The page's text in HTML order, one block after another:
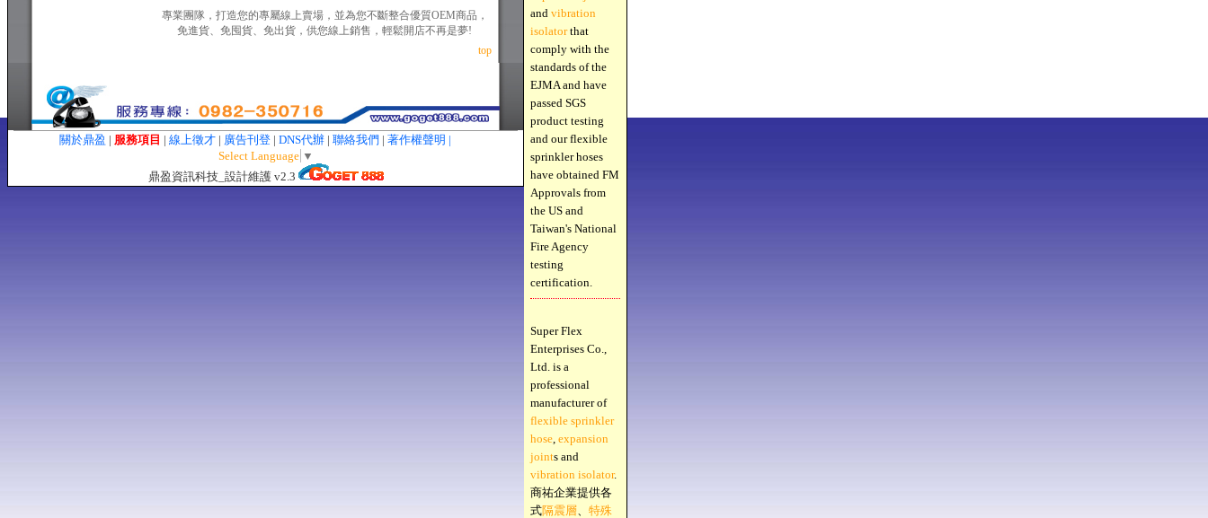
專業團隊，打造您的專屬線上賣場，並為您不斷整合優質OEM商品，
免進貨、免囤貨、免出貨，供您線上銷售，輕鬆開店不再是夢!
top
關於鼎盈 | 服務項目 | 線上徵才| 廣告刊登| DNS代辦| 聯絡我們 | 著作權聲明 |
Select Language ▼
鼎盈資訊科技_設計維護 v2.3
and vibration
isolatorthat
comply with the
standards of the
EJMA and have
passed SGS
product testing
and our flexible
sprinkler hoses
have obtained FM
Approvals from
the US and
Taiwan's National
Fire Agency
testing
certification.
Super Flex
Enterprises Co.,
Ltd. is a
professional
manufacturer of
flexible sprinkler
hose, expansion
joints and
vibration isolator.
商祐企業提供各
式隔震層、 特殊